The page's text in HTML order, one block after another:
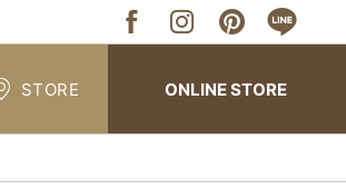
STORE ONLINE STORE